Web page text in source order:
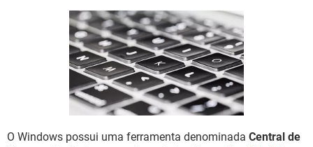
GUIA DE COMPRAS
GMAIL
GUIA DE COMPRAS
O Windows possui uma ferramenta denominada Central de